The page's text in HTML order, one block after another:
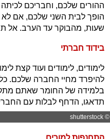
ההורים שלכם, וחבריכם
הופך לבית השני שלכם, אם
שעות, מהבוקר עד הערב. אל
בידוד חברתי
לימודים, לימודים ועוד קצת
להיפרד מחיי החברה שלכם. כל
בלמידה של החומר שאתם
תדאגו, הדחף לבלות עם
© shutterstock